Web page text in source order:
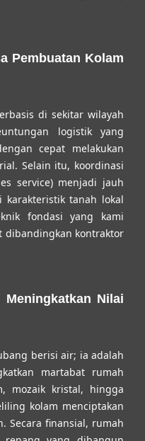
Pembuatan Kolam
di sekitar wilayah
logistik yang
cepat melakukan
Selain itu, koordinasi
service) menjadi jauh
karakteristik tanah lokal
fondasi yang kami
dibandingkan kontraktor
Nilai
berisi air; ia adalah
martabat rumah
mozaik kristal, hingga
kolam menciptakan
Secara finansial, rumah